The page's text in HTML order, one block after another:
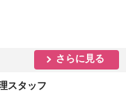
さらに見る
スタッフ